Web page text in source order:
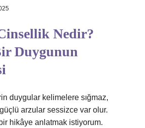
Nedir?
Duygunun
duygular kelimelere sığmaz,
arzular sessizce var olur.
hikâye anlatmak istiyorum.